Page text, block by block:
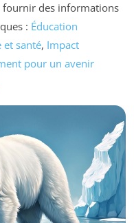
fournir des informations
: Éducation
et santé, Impact
pour un avenir